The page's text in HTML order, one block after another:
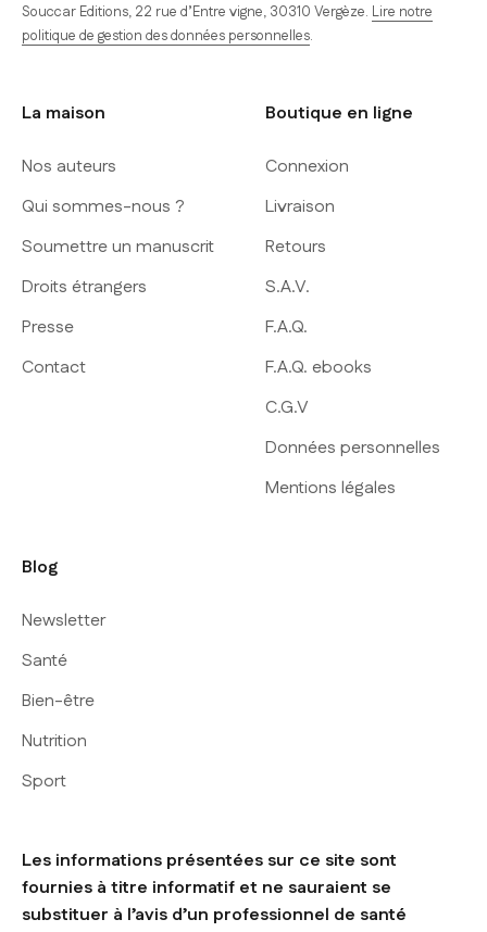
Souccar Editions, 22 rue d’Entre vigne, 30310 Vergèze. Lire notre
politique de gestion des données personnelles.
La maison
Nos auteurs
Qui sommes-nous ?
Soumettre un manuscrit
Droits étrangers
Presse
Contact
Boutique en ligne
Connexion
Livraison
Retours
S.A.V.
F.A.Q.
F.A.Q. ebooks
C.G.V
Données personnelles
Mentions légales
Blog
Newsletter
Santé
Bien-être
Nutrition
Sport
Les informations présentées sur ce site sont
fournies à titre informatif et ne sauraient se
substituer à l’avis d’un professionnel de santé